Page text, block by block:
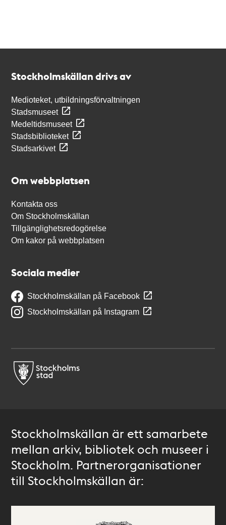
Stockholmskällan drivs av
Medioteket, utbildningsförvaltningen
Stadsmuseet
Medeltidsmuseet
Stadsbiblioteket
Stadsarkivet
Om webbplatsen
Kontakta oss
Om Stockholmskällan
Tillgänglighetsredogörelse
Om kakor på webbplatsen
Sociala medier
Stockholmskällan på Facebook
Stockholmskällan på Instagram
Stockholmskällan är ett samarbete
mellan arkiv, bibliotek och museer i
Stockholm. Partnerorganisationer
till Stockholmskällan är: